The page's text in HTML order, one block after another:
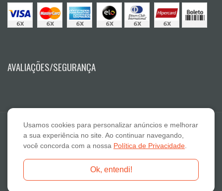
AVALIAÇÕES/SEGURANÇA
E A Lazaro Suplementos Alimentares ME - CNPJ: 19.789.048/0001-59
Fone: 18-3322 2132 - E-mail: atendimento@otimanutri.com.br
Usamos cookies para personalizar anúncios e melhorar
a sua experiência no site. Ao continuar navegando,
você concorda com a nossa Política de Privacidade
Ok, entendi!